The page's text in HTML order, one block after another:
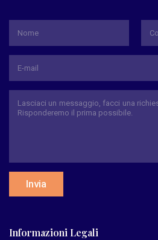
Invia
Informazioni Legali